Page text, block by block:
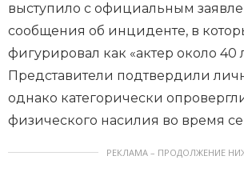
выступило с официальным
сообщения об инциденте, в
фигурировал как «актер около 40
Представители подтвердили
однако категорически
физического насилия во время
РЕКЛАМА – ПРОДОЛЖЕНИЕ